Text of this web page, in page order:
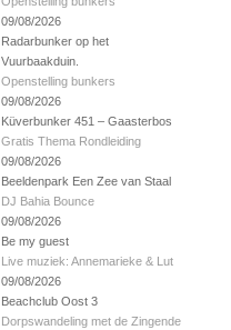
09/08/2026
Radarbunker op het
Vuurbaakduin.
Openstelling bunkers
09/08/2026
Küverbunker 451 – Gaasterbos
Gratis Thema Rondleiding
09/08/2026
Beeldenpark Een Zee van Staal
DJ Bahia Bounce
09/08/2026
Be my guest
Live muziek: Annemarieke & Lut
09/08/2026
Beachclub Oost 3
Dorpswandeling met de Zingende